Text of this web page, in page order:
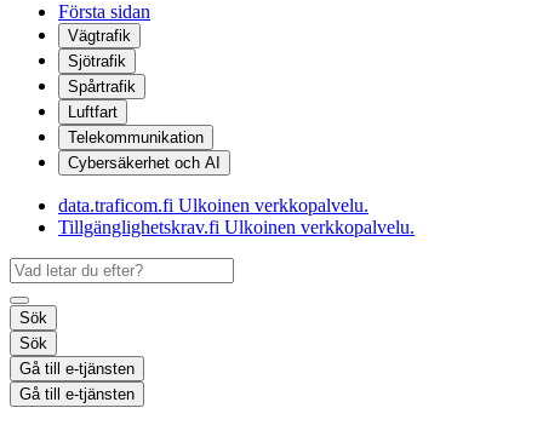
Första sidan
Vägtrafik
Sjötrafik
Spårtrafik
Luftfart
Telekommunikation
Cybersäkerhet och AI
data.traficom.fi Ulkoinen verkkopalvelu.
Tillgänglighetskrav.fi Ulkoinen verkkopalvelu.
Sök
Sök
Gå till e-tjänsten
Gå till e-tjänsten